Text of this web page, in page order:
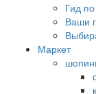
Гид
Ваши
Маркет